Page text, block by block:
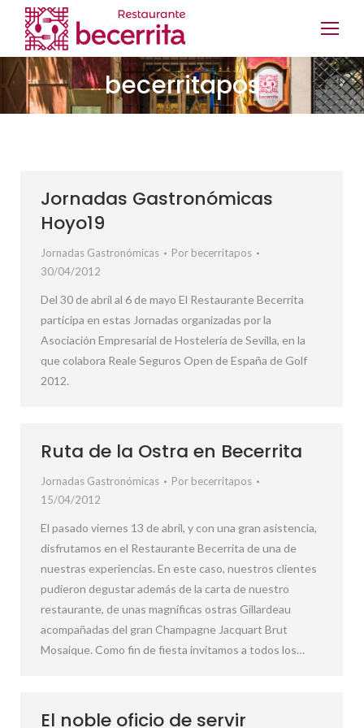
becerritapos
Jornadas Gastronómicas
Hoyo19
Jornadas Gastronómicas Por becerritapos
30/04/2012
Del 30 de abril al 6 de mayo El Restaurante Becerrita
participa en estas Jornadas organizadas por la
Asociación Empresarial de Hostelería de Sevilla, en la
que colabora Reale Seguros Open de España de Golf
2012.
Ruta de la Ostra en Becerrita
Jornadas Gastronómicas Por becerritapos
15/04/2012
El pasado viernes 13 de abril, y con una gran asistencia,
disfrutamos en el Restaurante Becerrita de una de
nuestras experiencias. En este caso, nuestros clientes
pudieron degustar además de la carta de nuestro
restaurante, de unas magníficas ostras Gillardeau
acompañadas del gran Champagne Jacquart Brut
Mosaique. Como fin de fiesta invitamos a todos los…
El noble oficio de servir